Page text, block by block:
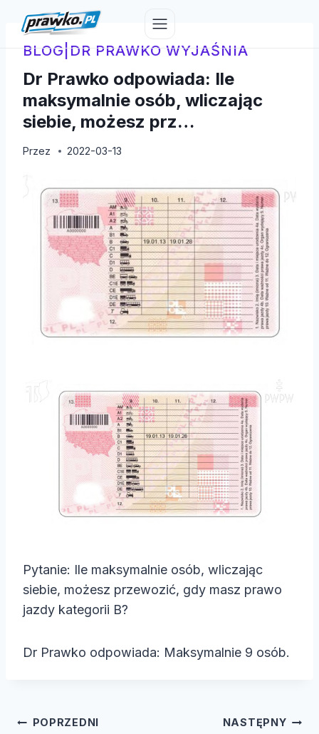
treściBLOG| DR PRAWKO WYJAŚNIA
Dr Prawko odpowiada: Ile
maksymalnie osób, wliczając
siebie, możesz prz…
Przez 2022-03-13
Pytanie: Ile maksymalnie osób, wliczając
siebie, możesz przewozić, gdy masz prawo
jazdy kategorii B?
Dr Prawko odpowiada: Maksymalnie 9 osób.
Nawigacja
POPRZEDNI NASTĘPNY